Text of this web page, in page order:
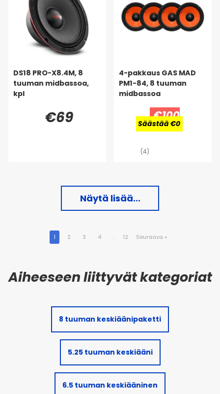
DS18 PRO-X8.4M, 8
tuuman midbassoa,
kpl
€69
4-pakkaus GAS MAD
PM1-84, 8 tuuman
midbassoa
€100
Säästää €0
(4)
Näytä lisää...
1 2 3 4 .. 12 Seuraava »
8 tuuman keskiäänipaketti
5.25 tuuman keskiääni
6.5 tuuman keskiääninen